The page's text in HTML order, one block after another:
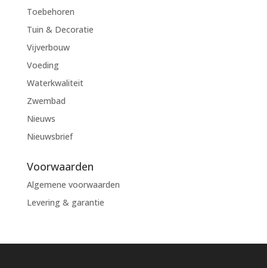
Toebehoren
Tuin & Decoratie
Vijverbouw
Voeding
Waterkwaliteit
Zwembad
Nieuws
Nieuwsbrief
Voorwaarden
Algemene voorwaarden
Levering & garantie